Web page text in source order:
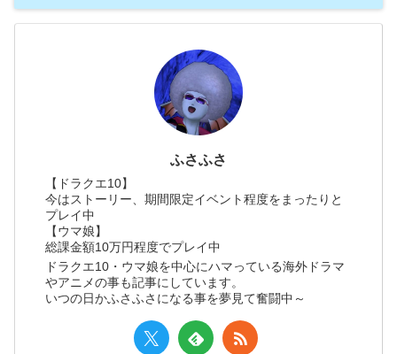
ふさふさ
【ドラクエ10】
今はストーリー、期間限定イベント程度をまったりと
プレイ中
【ウマ娘】
総課金額10万円程度でプレイ中
ドラクエ10・ウマ娘を中心にハマっている海外ドラマ
やアニメの事も記事にしています。
いつの日かふさふさになる事を夢見て奮闘中～